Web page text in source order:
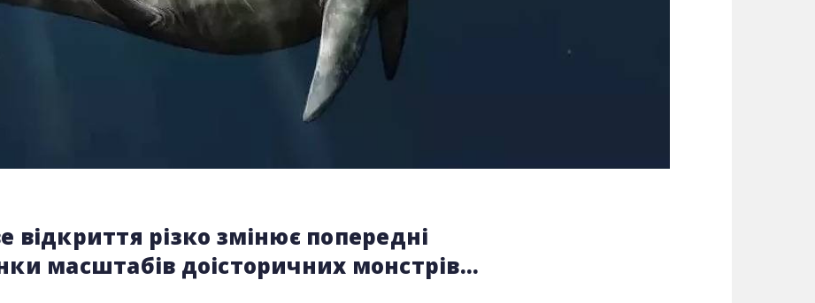
відкриття різко змінює попередні
масштабів доісторичних монстрів…